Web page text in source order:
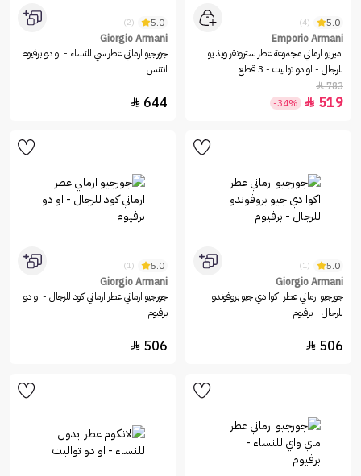
5.0
(4)
Emporio Armani
امبريو ارماني مجموعة عطر سترونقر ويذ يو
للرجال - او دو تواليت - 3 قطع
783

519

-34%
5.0
(2)
Giorgio Armani
جورجيو ارماني عطر سي للنساء - او دو برفيوم
انتنس
644

5.0
(1)
Giorgio Armani
جورجيو ارماني عطر اكوا دي جيو بروفوندو
للرجال - برفيوم
506

5.0
(1)
Giorgio Armani
جورجيو ارماني عطر ارماني كود للرجال - او دو
برفيوم
506
